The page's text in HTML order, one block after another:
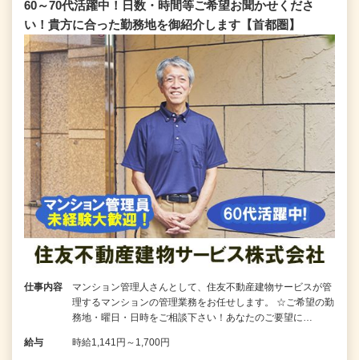
60～70代活躍中！日数・時間等ご希望お聞かせくださ
い！貴方に合った勤務地を御紹介します【首都圏】
仕事内容
マンション管理人さんとして、住友不動産建物サービスが管
理するマンションの管理業務をお任せします。 ☆ご希望の勤
務地・曜日・日時をご相談下さい！あなたのご要望に…
給与 時給1,141円～1,700円